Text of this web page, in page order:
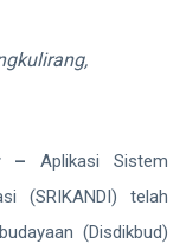
– Aplikasi Sistem
(SRIKANDI) telah
(Disdikbud)